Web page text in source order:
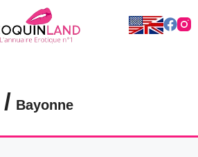
/ Bayonne